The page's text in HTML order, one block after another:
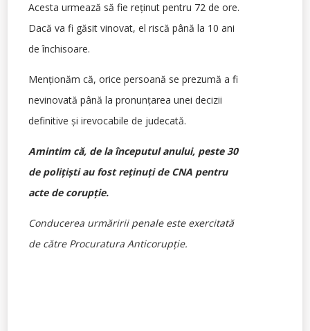
Acesta urmează să fie reţinut pentru 72 de ore.
Dacă va fi găsit vinovat, el riscă până la 10 ani
de închisoare.
Menţionăm că, orice persoană se prezumă a fi
nevinovată până la pronunţarea unei decizii
definitive şi irevocabile de judecată.
Amintim că, de la începutul anului, peste 30
de poliţişti au fost reţinuţi de CNA pentru
acte de corupţie.
Conducerea urmăririi penale este exercitată
de către Procuratura Anticorupţie.